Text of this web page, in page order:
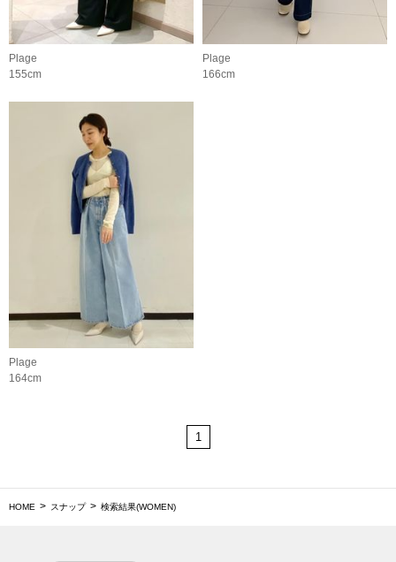
Plage
155cm
Plage
166cm
Plage
164cm
1
HOME スナップ 検索結果(WOMEN)